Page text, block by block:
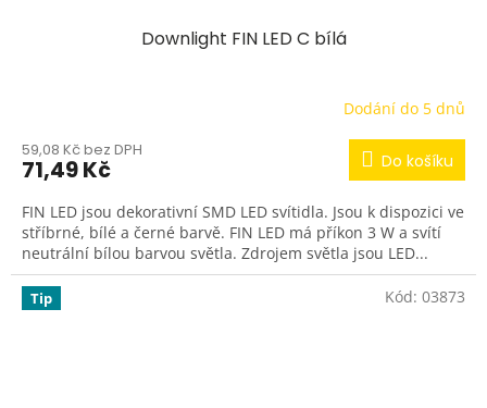
Downlight FIN LED C bílá
Dodání do 5 dnů
59,08 Kč bez DPH
71,49 Kč Do košíku
FIN LED jsou dekorativní SMD LED svítidla. Jsou k dispozici ve
stříbrné, bílé a černé barvě. FIN LED má příkon 3 W a svítí
neutrální bílou barvou světla. Zdrojem světla jsou LED...
Tip Kód: 03873